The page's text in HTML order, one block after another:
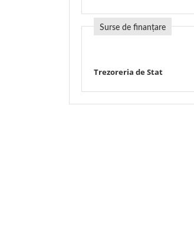
Surse de finanțare
Trezoreria de Stat